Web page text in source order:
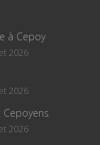
à Cepoy
2026
2026
2026